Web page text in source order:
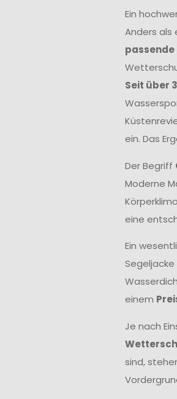
Ein
Anders als
passende
Seit über
ein. Das
Der Begriff
Moderne
eine
Ein
einem
Je nach
sind,